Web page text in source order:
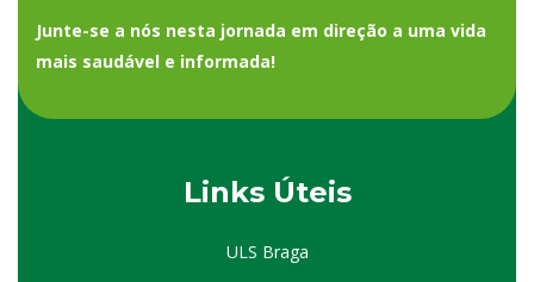
Junte-se a nós nesta jornada em direção a uma vida
mais saudável e informada!
Links Úteis
ULS Braga